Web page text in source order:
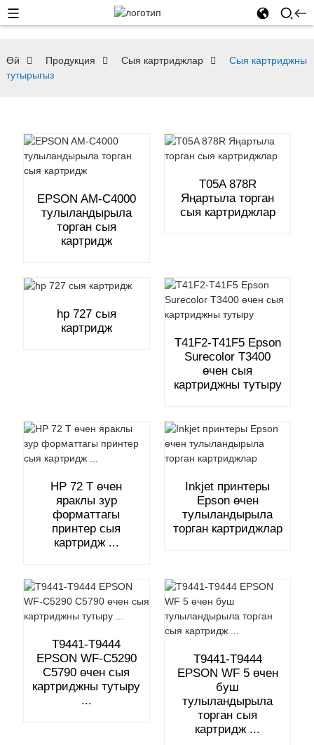
Өй Продукция Сыя картриджлар
Сыя картриджны
тутырыгыз
EPSON AM-C4000
тулыландырыла
торган сыя
картридж
T05A 878R
Яңартыла торган
сыя картриджлар
hp 727 сыя
картридж
T41F2-T41F5 Epson
Surecolor T3400
өчен сыя
картриджны тутыру
HP 72 T өчен
яраклы зур
форматтагы
принтер сыя
картридж ...
Inkjet принтеры
Epson өчен
тулыландырыла
торган картриджлар
T9441-T9444
EPSON WF-C5290
C5790 өчен сыя
картриджны тутыру
...
T9441-T9444
EPSON WF 5 өчен
буш
тулыландырыла
торган сыя
картридж ...